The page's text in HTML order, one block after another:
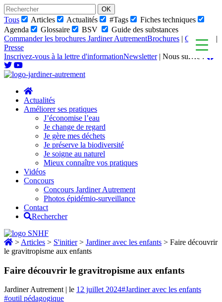
Skip
to
content
Tous Articles Actualités #Tags
Fiches techniques
Agenda
Glossaire BSV
Guide des substances
Commander les brochures Jardiner AutrementBrochures | Glossaire
|
Presse
Inscrivez-vous à la lettre d'informationNewsletter| Nous suivre :
Actualités
Améliorer ses pratiques
J’économise l’eau
Je change de regard
Je gère mes déchets
Je préserve la biodiversité
Je soigne au naturel
Mieux connaître vos pratiques
Vidéos
Concours
Concours Jardiner Autrement
Photos épidémio-surveillance
Contact
Rechercher
> Articles > S'initier> Jardiner avec les enfants > Faire découvrir
le gravitropisme aux enfants
Faire découvrir le gravitropisme aux enfants
Jardiner Autrement| le 12 juillet 2024#Jardiner avec les enfants
#outil pédagogique